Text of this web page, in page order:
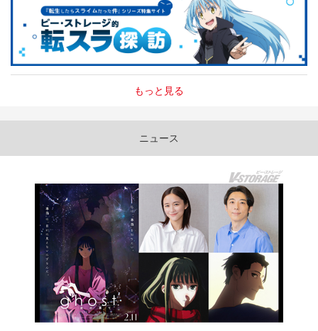
もっと見る
ニュース